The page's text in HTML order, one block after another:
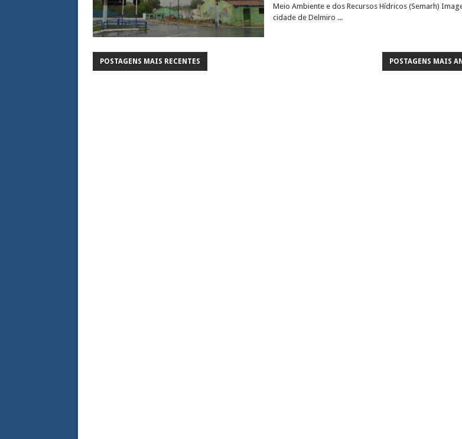
Meio Ambiente e dos Recursos Hídricos (Semarh)
cidade de Delmiro ...
POSTAGENS MAIS RECENTES POSTAGENS MAIS